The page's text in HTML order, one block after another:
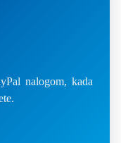
nalogom, kada